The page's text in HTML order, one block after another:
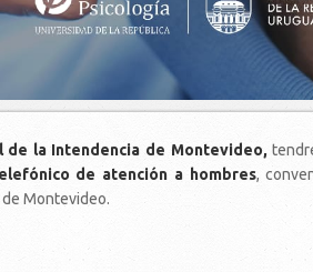
de la Intendencia de Montevideo,
de atención a hombres,
de Montevideo.